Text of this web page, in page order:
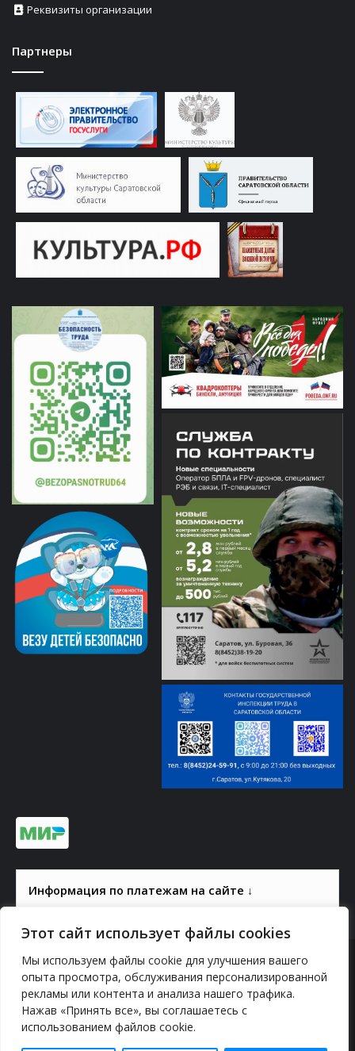
Этот сайт использует файлы cookies
Мы используем файлы cookie для улучшения вашего
опыта просмотра, обслуживания персонализированной
рекламы или контента и анализа нашего трафика.
Нажав «Принять все», вы соглашаетесь с
использованием файлов cookie.
Реквизиты организации
Партнеры
Информация по платежам на сайте ↓
© 2000-2026, ГАУК СОМ КВЦ
Политика конфиденциальности
YouTube
vk.com